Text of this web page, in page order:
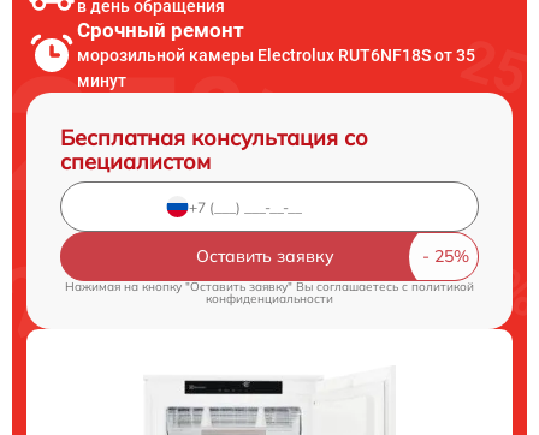
в день обращения
Срочный ремонт
морозильной камеры Electrolux RUT6NF18S от 35
минут
Бесплатная консультация со
специалистом
Оставить заявку
Нажимая на кнопку "Оставить заявку" Вы соглашаетесь cполитикой
конфиденциальности